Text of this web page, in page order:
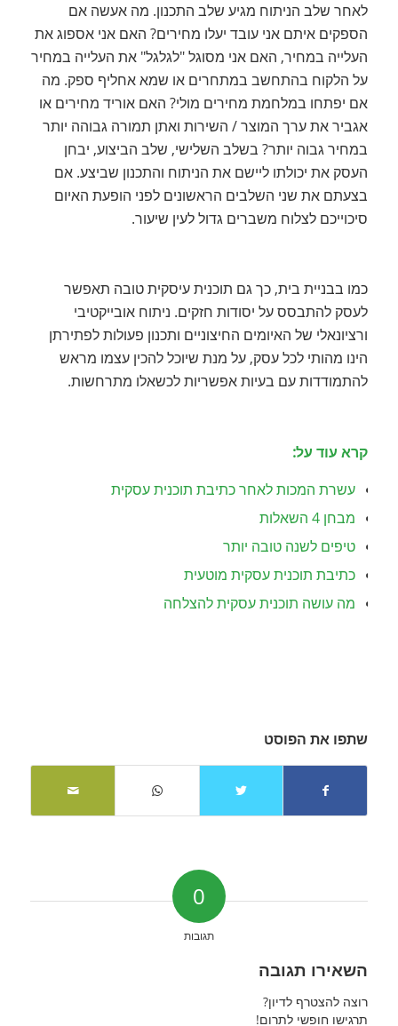
לאחר שלב הניתוח מגיע שלב התכנון. מה אעשה אם
הספקים איתם אני עובד יעלו מחירים? האם אני אספוג את
העלייה במחיר, האם אני מסוגל "לגלגל" את העלייה במחיר
על הלקוח בהתחשב במתחרים או שמא אחליף ספק. מה
אם יפתחו במלחמת מחירים מולי? האם אוריד מחירים או
אגביר את ערך המוצר / השירות ואתן תמורה גבוהה יותר
במחיר גבוה יותר? בשלב השלישי, שלב הביצוע, יבחן
העסק את יכולתו ליישם את הניתוח והתכנון שביצע. אם
בצעתם את שני השלבים הראשונים לפני הופעת האיום
סיכוייכם לצלוח משברים גדול לעין שיעור.
כמו בבניית בית, כך גם תוכנית עיסקית טובה תאפשר
לעסק להתבסס על יסודות חזקים. ניתוח אובייקטיבי
ורציונאלי של האיומים החיצוניים ותכנון פעולות לפתירתן
הינו מהותי לכל עסק, על מנת שיוכל להכין עצמו מראש
להתמודדות עם בעיות אפשריות לכשאלו מתרחשות.
קרא עוד על:
עשרת המכות לאחר כתיבת תוכנית עסקית
מבחן 4 השאלות
טיפים לשנה טובה יותר
כתיבת תוכנית עסקית מוטעית
מה עושה תוכנית עסקית להצלחה
שתפו את הפוסט
0
תגובות
השאירו תגובה
רוצה להצטרף לדיון?
תרגישו חופשי לתרום!